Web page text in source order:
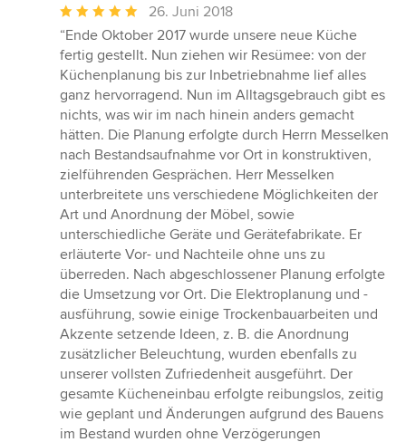
Durchschnittliche
Bewertung:
5
von
5
Sternen
26. Juni 2018
“Ende Oktober 2017 wurde unsere neue Küche
fertig gestellt. Nun ziehen wir Resümee: von der
Küchenplanung bis zur Inbetriebnahme lief alles
ganz hervorragend. Nun im Alltagsgebrauch gibt es
nichts, was wir im nach hinein anders gemacht
hätten. Die Planung erfolgte durch Herrn Messelken
nach Bestandsaufnahme vor Ort in konstruktiven,
zielführenden Gesprächen. Herr Messelken
unterbreitete uns verschiedene Möglichkeiten der
Art und Anordnung der Möbel, sowie
unterschiedliche Geräte und Gerätefabrikate. Er
erläuterte Vor- und Nachteile ohne uns zu
überreden. Nach abgeschlossener Planung erfolgte
die Umsetzung vor Ort. Die Elektroplanung und -
ausführung, sowie einige Trockenbauarbeiten und
Akzente setzende Ideen, z. B. die Anordnung
zusätzlicher Beleuchtung, wurden ebenfalls zu
unserer vollsten Zufriedenheit ausgeführt. Der
gesamte Kücheneinbau erfolgte reibungslos, zeitig
wie geplant und Änderungen aufgrund des Bauens
im Bestand wurden ohne Verzögerungen